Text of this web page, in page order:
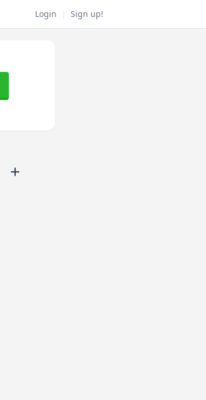
Login Sign up!